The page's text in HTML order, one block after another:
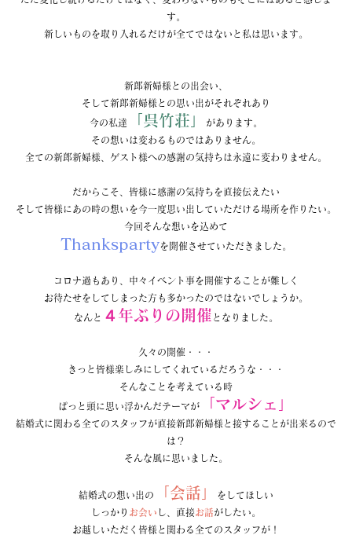
す。
新しいものを取り入れるだけが全てではないと私は思います。
新郎新婦様との出会い、
そして新郎新婦様との思い出がそれぞれあり
今の私達 「呉竹荘」
があります。
その想いは変わるものではありません。
全ての新郎新婦様、ゲスト様への感謝の気持ちは永遠に変わりません。
だからこそ、皆様に感謝の気持ちを直接伝えたい
そして皆様にあの時の想いを今一度思い出していただける場所を作りたい。
今回そんな想いを込めて
Thankspartyを開催させていただきました。
コロナ過もあり、中々イベント事を開催することが難しく
お待たせをしてしまった方も多かったのではないでしょうか。
なんと ４年ぶりの開催 となりました。
久々の開催・・・
きっと皆様楽しみにしてくれているだろうな・・・
そんなことを考えている時
ぱっと頭に思い浮かんだテーマが 「マルシェ」
結婚式に関わる全てのスタッフが直接新郎新婦様と接することが出来るので
は？
そんな風に思いました。
結婚式の想い出の 「会話」
をしてほしい
しっかり お会い し、直接お話がしたい。
お越しいただく皆様と関わる全てのスタッフが！